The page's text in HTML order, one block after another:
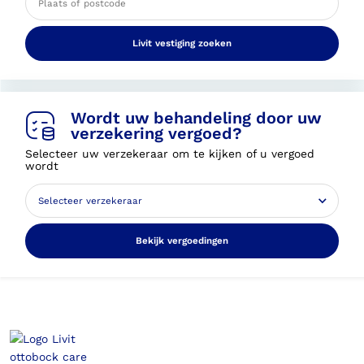
Livit vestiging zoeken
Wordt uw behandeling door uw
verzekering vergoed?
Selecteer uw verzekeraar om te kijken of u vergoed
wordt
Bekijk vergoedingen